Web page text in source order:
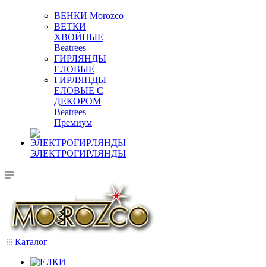
ВЕНКИ Morozco
ВЕТКИ
ХВОЙНЫЕ
Beatrees
ГИРЛЯНДЫ
ЕЛОВЫЕ
ГИРЛЯНДЫ
ЕЛОВЫЕ С
ДЕКОРОМ
Beatrees
Премиум
ЭЛЕКТРОГИРЛЯНДЫ
Каталог